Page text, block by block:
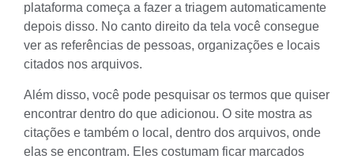
plataforma começa a fazer a triagem automaticamente
depois disso. No canto direito da tela você consegue
ver as referências de pessoas, organizações e locais
citados nos arquivos.
Além disso, você pode pesquisar os termos que quiser
encontrar dentro do que adicionou. O site mostra as
citações e também o local, dentro dos arquivos, onde
elas se encontram. Eles costumam ficar marcados